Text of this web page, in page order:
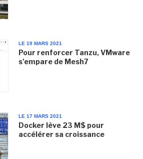
LE 19 MARS 2021
Pour renforcer Tanzu, VMware
s'empare de Mesh7
LE 17 MARS 2021
Docker lève 23 M$ pour
accélérer sa croissance